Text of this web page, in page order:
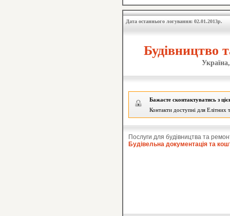
Дата останнього логування: 02.01.2013р.
Будівництво
Бажаєте сконтактуватись з
Контакти доступні для Елітних
Послуги для будівництва та
Будівельна документація та